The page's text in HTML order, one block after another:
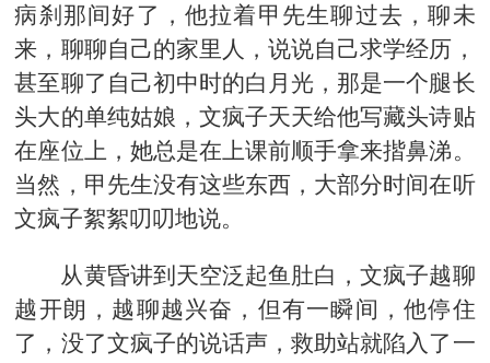
病刹那间好了，他拉着甲先生聊过去，聊未
来，聊聊自己的家里人，说说自己求学经历，
甚至聊了自己初中时的白月光，那是一个腿长
头大的单纯姑娘，文疯子天天给他写藏头诗贴
在座位上，她总是在上课前顺手拿来揩鼻涕。
当然，甲先生没有这些东西，大部分时间在听
文疯子絮絮叨叨地说。
从黄昏讲到天空泛起鱼肚白，文疯子越聊
越开朗，越聊越兴奋，但有一瞬间，他停住
了，没了文疯子的说话声，救助站就陷入了一